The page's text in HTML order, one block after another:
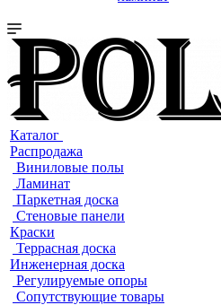
Каталог
Распродажа
Виниловые полы
Ламинат
Паркетная доска
Стеновые панели
Краски
Террасная доска
Инженерная доска
Регулируемые опоры
Сопутствующие товары